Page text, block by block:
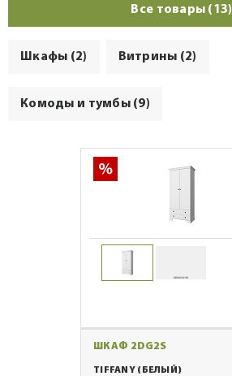
Все товары (13)
Шкафы (2) Витрины (2)
Комоды и тумбы (9)
ШКАФ 2DG2S
TIFFANY (БЕЛЫЙ)